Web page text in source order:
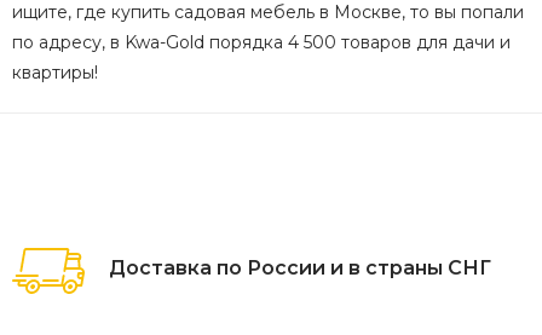
ищите, где купить садовая мебель в Москве, то вы попали
по адресу, в Kwa-Gold порядка 4 500 товаров для дачи и
квартиры!
Доставка по России и в страны СНГ